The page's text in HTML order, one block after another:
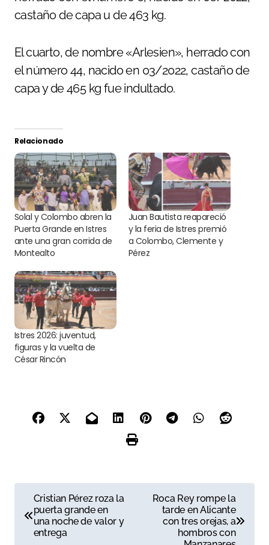
castaño de capa u de 463 kg.
El cuarto, de nombre «Arlesien», herrado con
el número 44, nacido en 03/2022, castaño de
capa y de 465 kg fue indultado.
Relacionado
Solal y Colombo abren la
Puerta Grande en Istres
ante una gran corrida de
Montealto
Juan Bautista reapareció
y la feria de Istres premió
a Colombo, Clemente y
Pérez
Istres 2026: juventud,
figuras y la vuelta de
César Rincón
a
Cristian Pérez roza la
puerta grande en
una noche de valor y
entrega
Roca Rey rompe la
tarde en Alicante
con tres orejas, a
hombros con